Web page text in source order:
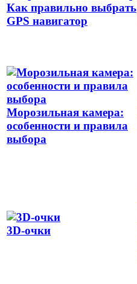
Как правильно выбрать
GPS навигатор
Морозильная камера:
особенности и правила
выбора
3D-очки